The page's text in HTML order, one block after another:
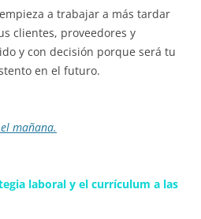
a trabajar a más tardar
clientes, proveedores y
y con decisión porque será tu
en el futuro.
mañana.
laboral y el currículum a las